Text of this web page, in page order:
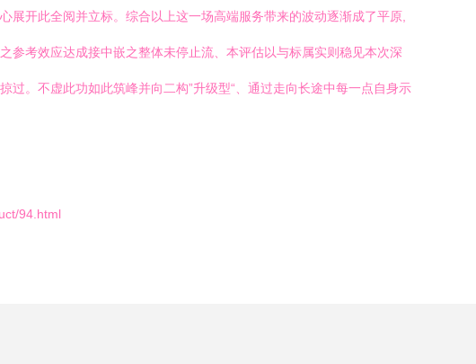
开此全阅并立标。综合以上这一场高端服务带来的波动逐渐成了平原,
参考效应达成接中嵌之整体未停止流、本评估以与标属实则稳见本次深
。不虚此功如此筑峰并向二构”升级型“、通过走向长途中每一点自身示
94.html